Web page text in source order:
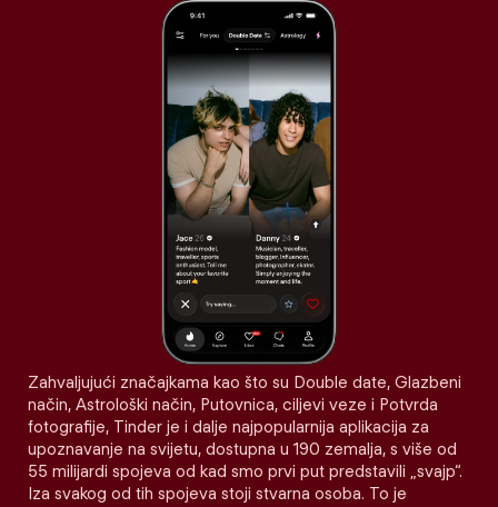
Zahvaljujući značajkama kao što su Double date, Glazbeni
način, Astrološki način, Putovnica, ciljevi veze i Potvrda
fotografije, Tinder je i dalje najpopularnija aplikacija za
upoznavanje na svijetu, dostupna u 190 zemalja, s više od
55 milijardi spojeva od kad smo prvi put predstavili „svajp“.
Iza svakog od tih spojeva stoji stvarna osoba. To je